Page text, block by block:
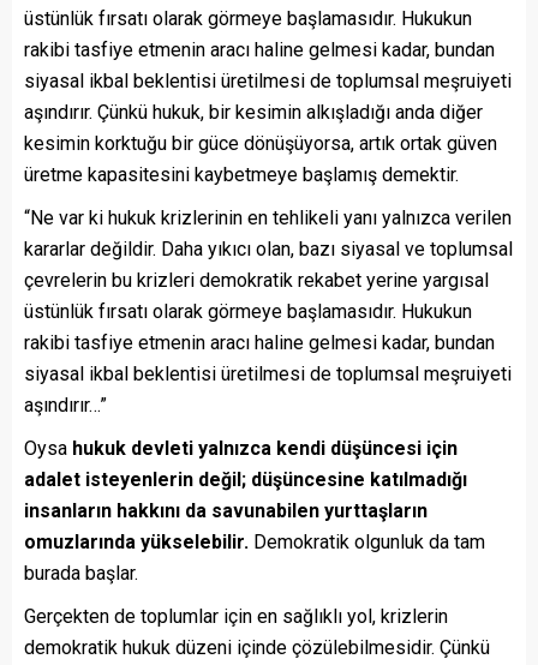
üstünlük fırsatı olarak görmeye başlamasıdır. Hukukun
rakibi tasfiye etmenin aracı haline gelmesi kadar, bundan
siyasal ikbal beklentisi üretilmesi de toplumsal meşruiyeti
aşındırır. Çünkü hukuk, bir kesimin alkışladığı anda diğer
kesimin korktuğu bir güce dönüşüyorsa, artık ortak güven
üretme kapasitesini kaybetmeye başlamış demektir.
“Ne var ki hukuk krizlerinin en tehlikeli yanı yalnızca verilen
kararlar değildir. Daha yıkıcı olan, bazı siyasal ve toplumsal
çevrelerin bu krizleri demokratik rekabet yerine yargısal
üstünlük fırsatı olarak görmeye başlamasıdır. Hukukun
rakibi tasfiye etmenin aracı haline gelmesi kadar, bundan
siyasal ikbal beklentisi üretilmesi de toplumsal meşruiyeti
aşındırır…”
Oysa hukuk devleti yalnızca kendi düşüncesi için
adalet isteyenlerin değil; düşüncesine katılmadığı
insanların hakkını da savunabilen yurttaşların
omuzlarında yükselebilir. Demokratik olgunluk da tam
burada başlar.
Gerçekten de toplumlar için en sağlıklı yol, krizlerin
demokratik hukuk düzeni içinde çözülebilmesidir. Çünkü